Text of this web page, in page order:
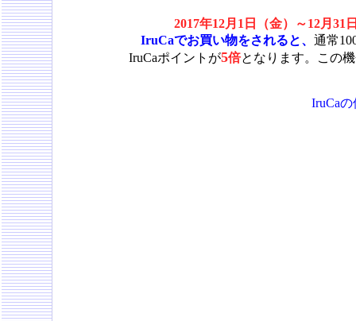
2017年12月1日（金）～12月31
IruCaでお買い物をされると、 通常
IruCaポイントが5倍となります。この
IruCa